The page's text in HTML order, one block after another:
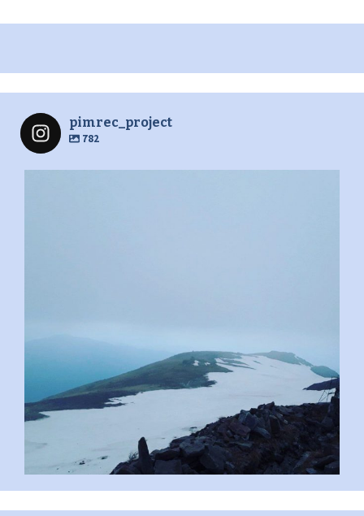
pimrec_project
782
...